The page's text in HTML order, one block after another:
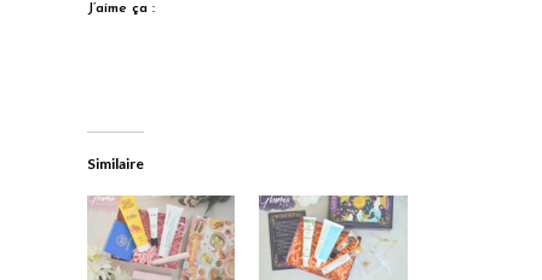
J’aime ça :
Similaire